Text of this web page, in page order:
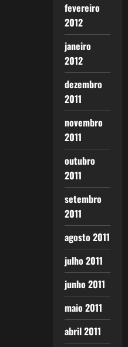
fevereiro
2012
janeiro
2012
dezembro
2011
novembro
2011
outubro
2011
setembro
2011
agosto 2011
julho 2011
junho 2011
maio 2011
abril 2011